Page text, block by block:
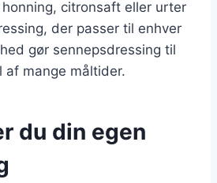
citronsaft eller urter
der passer til enhver
gør sennepsdressing til
af mange måltider.
du din egen